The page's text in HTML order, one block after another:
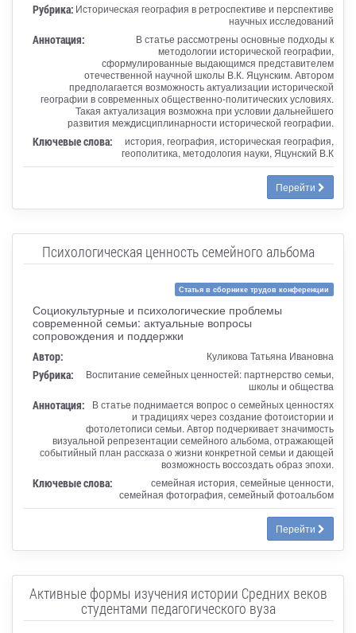
Рубрика: Историческая география в ретроспективе и перспективе
научных исследований
Аннотация:
В статье рассмотрены основные подходы к
методологии исторической географии,
сформулированные выдающимся представителем
отечественной научной школы В.К. Яцунским. Автором
предполагается возможность актуализации исторической
географии в современных общественно-политических условиях.
Такая актуализация возможна при условии дальнейшего
развития междисциплинарности исторической географии.
Ключевые слова:
история, география, историческая география,
геополитика, методология науки, Яцунский В.К
Перейти
Психологическая ценность семейного альбома
Статья в сборнике трудов конференции
Социокультурные и психологические проблемы
современной семьи: актуальные вопросы
сопровождения и поддержки
Автор: Куликова Татьяна Ивановна
Рубрика:
Воспитание семейных ценностей: партнерство семьи,
школы и общества
Аннотация:
В статье поднимается вопрос о семейных ценностях
и традициях через создание фотоистории и
фотолетописи семьи. Автор подчеркивает значимость
визуальной репрезентации семейного альбома, отражающей
событийный план рассказа о жизни конкретной семьи и дающей
возможность воссоздать образ эпохи.
Ключевые слова:
семейная история, семейные ценности,
семейная фотография, семейный фотоальбом
Перейти
Активные формы изучения истории Средних веков
студентами педагогического вуза